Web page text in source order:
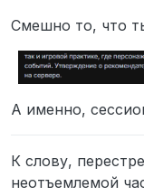
Смешно то, что
А именно,
К слову,
неотъемлемой